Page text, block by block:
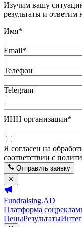
Изучим вашу
результаты и ответим
Имя*
Email*
Телефон
Telegram
ИНН организации*
Я согласен на
соответствии с
Отправить заявку
Fundraising.AD
Платформа
ЦеныРезультаты